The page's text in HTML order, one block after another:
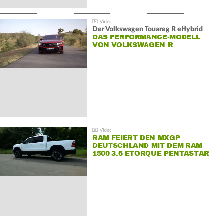
Der Volkswagen Touareg R eHybrid
DAS PERFORMANCE-MODELL
VON VOLKSWAGEN R
RAM FEIERT DEN MXGP
DEUTSCHLAND MIT DEM RAM
1500 3.6 ETORQUE PENTASTAR